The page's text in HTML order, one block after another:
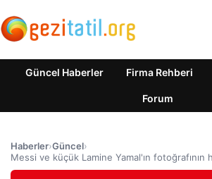
Güncel Haberler Firma Rehberi
Forum
Haberler›Güncel›
Messi ve küçük Lamine Yamal'ın fotoğrafının